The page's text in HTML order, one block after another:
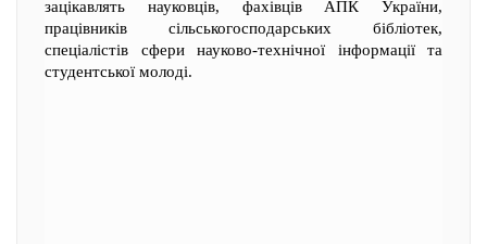
зацікавлять науковців, фахівців АПК України,
працівників сільськогосподарських бібліотек,
спеціалістів сфери науково-технічної інформації та
студентської молоді.